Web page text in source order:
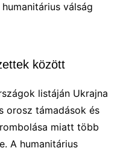
válság
között
listáján Ukrajna
orosz támadások és
miatt több
A humanitárius